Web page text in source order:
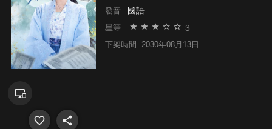
發音 國語
星等 3
下架時間 2030年08月13日